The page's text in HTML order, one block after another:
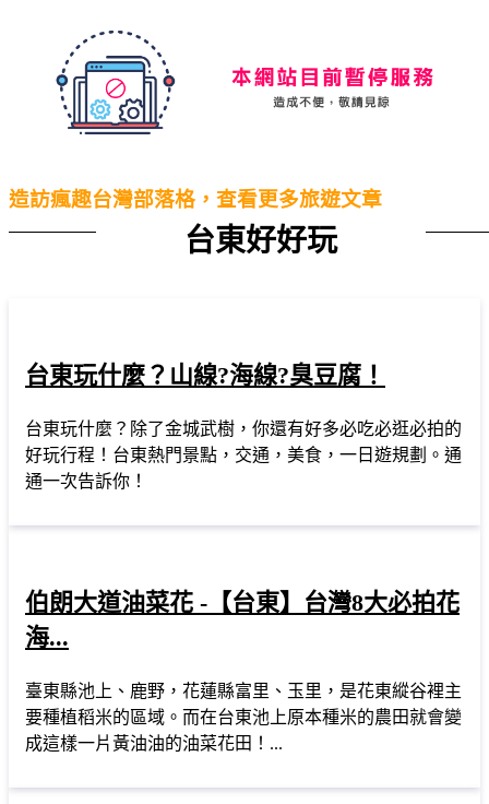
Traveline
造訪瘋趣台灣部落格，查看更多旅遊文章
台東好好玩
台東玩什麼？山線?海線?臭豆腐！
台東玩什麼？除了金城武樹，你還有好多必吃必逛必拍的
好玩行程！台東熱門景點，交通，美食，一日遊規劃。通
通一次告訴你！
伯朗大道油菜花 -【台東】台灣8大必拍花
海...
臺東縣池上、鹿野，花蓮縣富里、玉里，是花東縱谷裡主
要種植稻米的區域。而在台東池上原本種米的農田就會變
成這樣一片黃油油的油菜花田！...